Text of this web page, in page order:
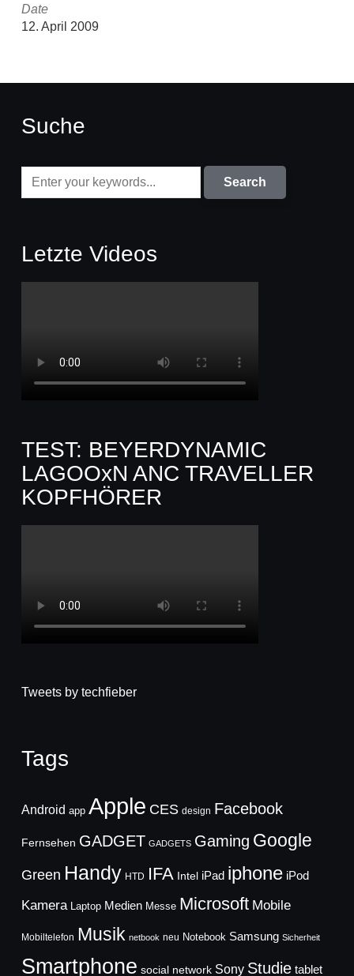
Date
12. April 2009
Suche
Letzte Videos
TEST: BEYERDYNAMIC
LAGOOxN ANC TRAVELLER
KOPFHÖRER
Tweets by techfieber
Tags
Android app Apple CES design Facebook
Fernsehen GADGET GADGETS Gaming Google
Green Handy HTD IFA Intel iPad iphone iPod
Kamera Laptop Medien Messe Microsoft Mobile
Mobiltelefon Musik netbook neu Notebook Samsung Sicherheit
Smartphone social network Sony Studie tablet